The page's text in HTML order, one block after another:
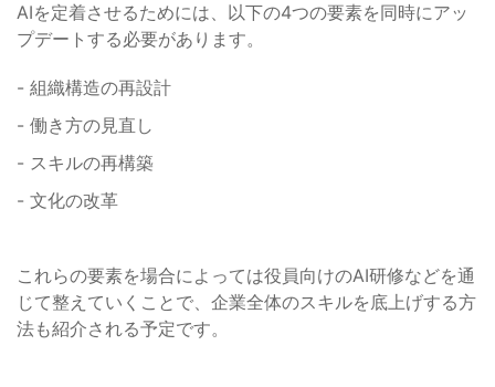
AIを定着させるためには、以下の4つの要素を同時にアッ
プデートする必要があります。
- 組織構造の再設計
- 働き方の見直し
- スキルの再構築
- 文化の改革
これらの要素を場合によっては役員向けのAI研修などを通
じて整えていくことで、企業全体のスキルを底上げする方
法も紹介される予定です。